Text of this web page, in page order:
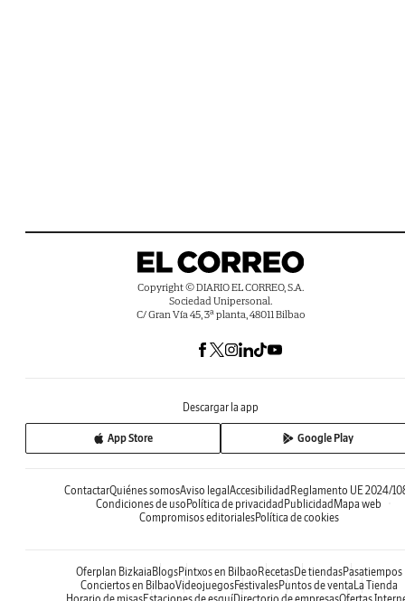
Copyright © DIARIO EL CORREO, S.A.
Sociedad Unipersonal.
C/ Gran Vía 45, 3ª planta, 48011 Bilbao
Descargar la app
App Store Google Play
ContactarQuiénes somosAviso legalAccesibilidadReglamento UE 2024/
Condiciones de usoPolítica de privacidadPublicidadMapa web
Compromisos editorialesPolítica de cookies
Oferplan BizkaiaBlogsPintxos en BilbaoRecetasDe tiendasPasatiempos
Conciertos en BilbaoVideojuegosFestivalesPuntos de ventaLa Tienda